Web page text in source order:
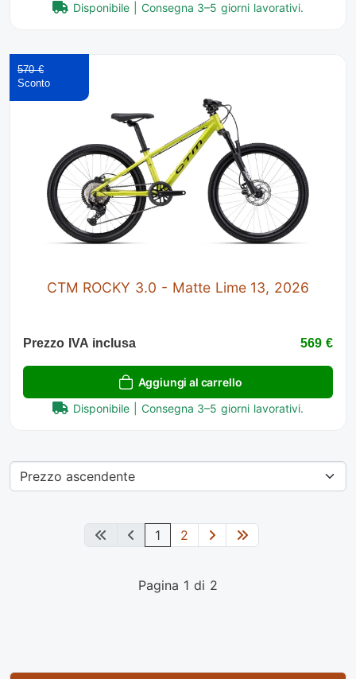
Disponibile | Consegna 3–5 giorni lavorativi.
CTM ROCKY 3.0 - Matte Lime 13, 2026
570 €
Prezzo IVA inclusa 569 €
Aggiungi al carrello
Disponibile | Consegna 3–5 giorni lavorativi.
1 2
Pagina 1 di 2